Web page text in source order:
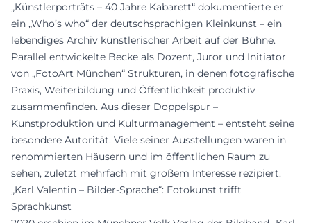
„Künstlerporträts – 40 Jahre Kabarett“ dokumentierte er
ein „Who’s who“ der deutschsprachigen Kleinkunst – ein
lebendiges Archiv künstlerischer Arbeit auf der Bühne.
Parallel entwickelte Becke als Dozent, Juror und Initiator
von „FotoArt München“ Strukturen, in denen fotografische
Praxis, Weiterbildung und Öffentlichkeit produktiv
zusammenfinden. Aus dieser Doppelspur –
Kunstproduktion und Kulturmanagement – entsteht seine
besondere Autorität. Viele seiner Ausstellungen waren in
renommierten Häusern und im öffentlichen Raum zu
sehen, zuletzt mehrfach mit großem Interesse rezipiert.
„Karl Valentin – Bilder-Sprache“: Fotokunst trifft
Sprachkunst